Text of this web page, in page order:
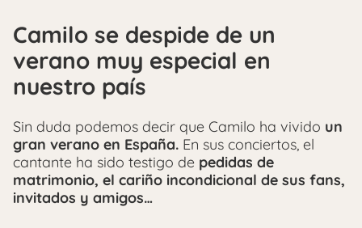
Camilo se despide de un
verano muy especial en
nuestro país
Sin duda podemos decir que Camilo ha vivido un
gran verano en España. En sus conciertos, el
cantante ha sido testigo de pedidas de
matrimonio, el cariño incondicional de sus fans,
invitados y amigos…